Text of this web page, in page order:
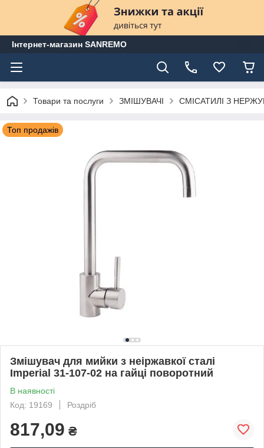
Інтернет-магазин SANREMO
Товари та послуги ЗМІШУВАЧІ СМІСАТИЛІ З
Топ продажів
Змішувач для мийки з неіржавкої сталі
Imperial 31-107-02 на гайці поворотний
В наявності
Код: 19169
Роздріб
817,09 ₴